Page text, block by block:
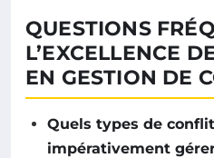
QUESTIONS
L’EXCELLENCE
EN GESTION DE
Quels types de
impérativement